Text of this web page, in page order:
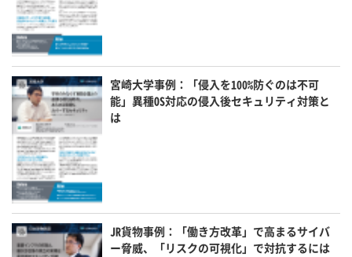
宮崎大学事例：「侵入を100%防ぐのは不可
能」異種OS対応の侵入後セキュリティ対策と
は
JR貨物事例：「働き方改革」で高まるサイバ
ー脅威、「リスクの可視化」で対抗するには